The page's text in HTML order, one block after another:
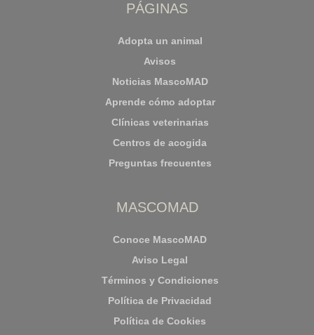
PÁGINAS
Adopta un animal
Avisos
Noticias MascoMAD
Aprende cómo adoptar
Clínicas veterinarias
Centros de acogida
Preguntas frecuentes
MASCOMAD
Conoce MascoMAD
Aviso Legal
Términos y Condiciones
Política de Privacidad
Política de Cookies